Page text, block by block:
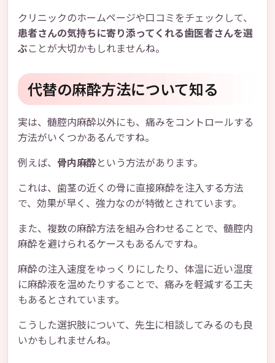
クリニックのホームページや口コミをチェックして、
患者さんの気持ちに寄り添ってくれる歯医者さんを選
ぶことが大切かもしれませんね。
代替の麻酔方法について知る
実は、髄腔内麻酔以外にも、痛みをコントロールする
方法がいくつかあるんですね。
例えば、 骨内麻酔という方法があります。
これは、歯茎の近くの骨に直接麻酔を注入する方法
で、効果が早く、強力なのが特徴とされています。
また、複数の麻酔方法を組み合わせることで、髄腔内
麻酔を避けられるケースもあるんですね。
麻酔の注入速度をゆっくりにしたり、体温に近い温度
に麻酔液を温めたりすることで、痛みを軽減する工夫
もあるとされています。
こうした選択肢について、先生に相談してみるのも良
いかもしれませんね。